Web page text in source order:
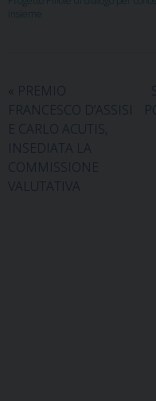
insieme
« PREMIO
FRANCESCO D’ASSISI
E CARLO ACUTIS,
INSEDIATA LA
COMMISSIONE
VALUTATIVA